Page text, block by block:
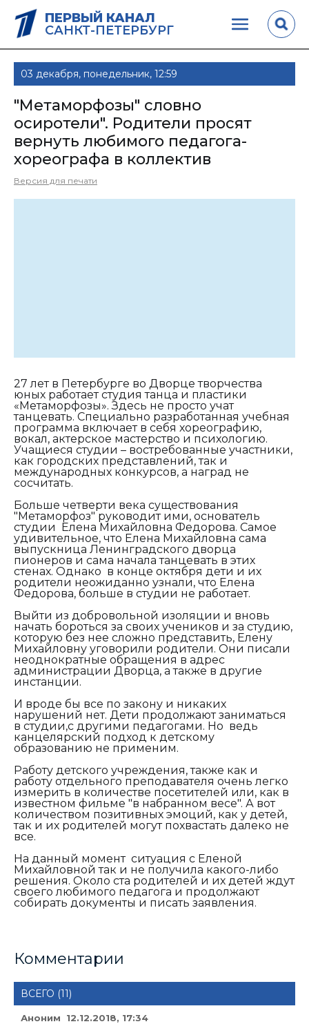
ПЕРВЫЙ КАНАЛ
САНКТ-ПЕТЕРБУРГ
03 декабря, понедельник, 12:59
"Метаморфозы" словно
осиротели". Родители просят
вернуть любимого педагога-
хореографа в коллектив
Версия для печати
27 лет в Петербурге во Дворце творчества
юных работает студия танца и пластики
«Метаморфозы». Здесь не просто учат
танцевать. Специально разработанная учебная
программа включает в себя хореографию,
вокал, актерское мастерство и психологию.
Учащиеся студии – востребованные участники,
как городских представлений, так и
международных конкурсов, а наград не
сосчитать.
Больше четверти века существования
"Метаморфоз" руководит ими, основатель
студии Елена Михайловна Федорова. Самое
удивительное, что Елена Михайловна сама
выпускница Ленинградского дворца
пионеров и сама начала танцевать в этих
стенах. Однако в конце октября дети и их
родители неожиданно узнали, что Елена
Федорова, больше в студии не работает.
Выйти из добровольной изоляции и вновь
начать бороться за своих учеников и за студию,
которую без нее сложно представить, Елену
Михайловну уговорили родители. Они писали
неоднократные обращения в адрес
администрации Дворца, а также в другие
инстанции.
И вроде бы все по закону и никаких
нарушений нет. Дети продолжают заниматься
в студии,с другими педагогами. Но ведь
канцелярский подход к детскому
образованию не применим.
Работу детского учреждения, также как и
работу отдельного преподавателя очень легко
измерить в количестве посетителей или, как в
известном фильме "в набранном весе". А вот
количеством позитивных эмоций, как у детей,
так и их родителей могут похвастать далеко не
все.
На данный момент ситуация с Еленой
Михайловной так и не получила какого-либо
решения. Около ста родителей и их детей ждут
своего любимого педагога и продолжают
собирать документы и писать заявления.
Комментарии
ВСЕГО (11)
Аноним 12.12.2018, 17:34